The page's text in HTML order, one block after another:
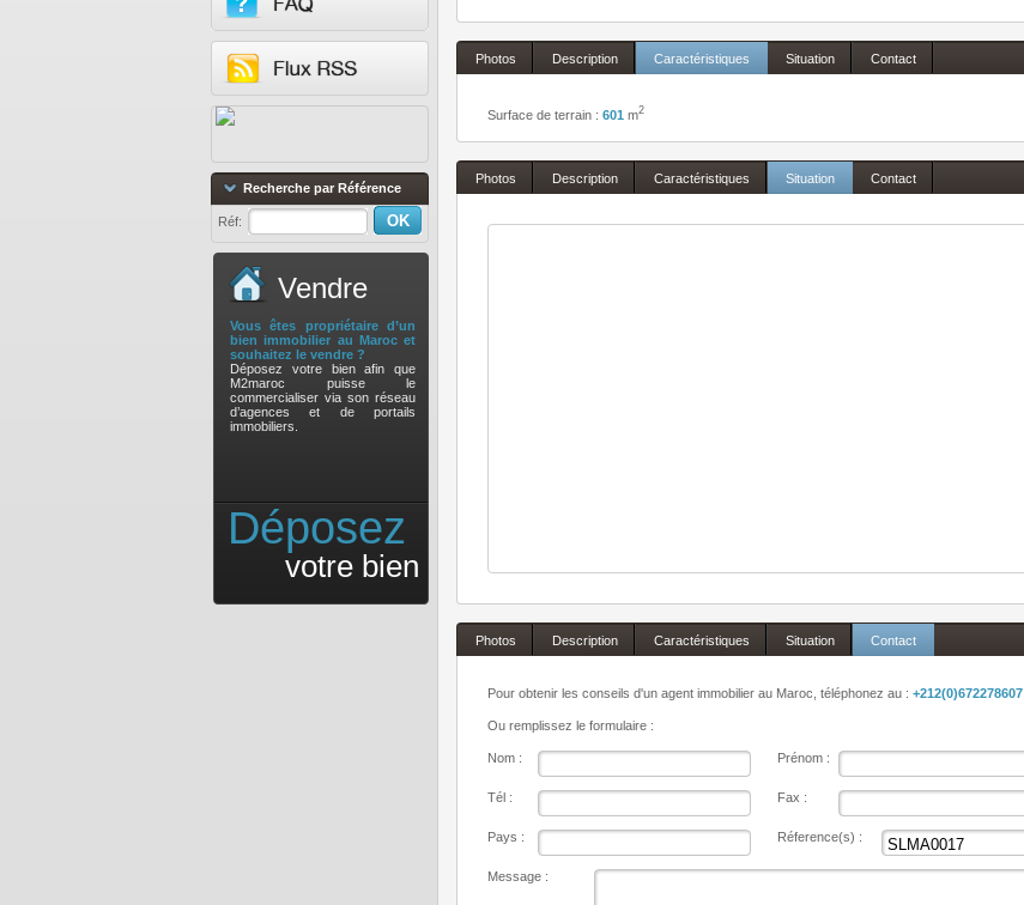
Recherche par Référence
Réf:
Vendre
Vous êtes propriétaire d’un
bien immobilier au Maroc et
souhaitez le vendre ?
Déposez votre bien afin que
M2maroc puisse le
commercialiser via son réseau
d’agences et de portails
immobiliers.
Déposez
votre bien
Photos Description Caractéristiques Situation Contact
Surface de terrain : 601 m2
Photos Description Caractéristiques Situation Contact
Photos Description Caractéristiques Situation Contact
Pour obtenir les conseils d'un agent immobilier au Maroc, téléphonez au : +212(0)672278607
Ou remplissez le formulaire :
Nom : Prénom :
Tél : Fax :
Pays : Réference(s) :
Message :